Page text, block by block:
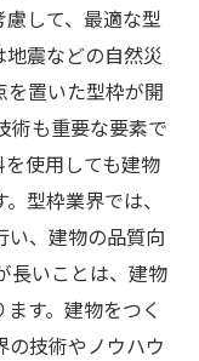
して、最適な型
震などの自然災
置いた型枠が開
術も重要な要素で
使用しても建物
型枠業界では、
い、建物の品質向
長いことは、建物
す。建物をつく
の技術やノウハウ